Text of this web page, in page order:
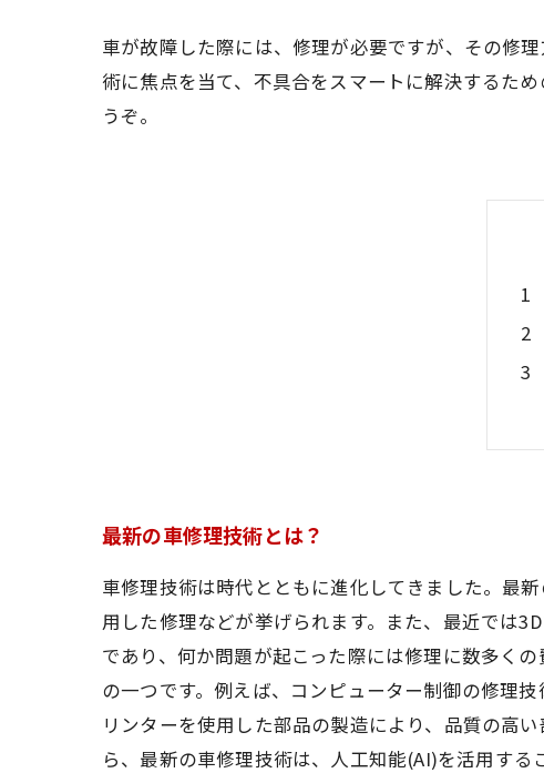
車が故障した際には、修理が必要ですが、その修
術に焦点を当て、不具合をスマートに解決するた
うぞ。
最新の車修理技術とは？
車修理技術は時代とともに進化してきました。最
用した修理などが挙げられます。また、最近では
であり、何か問題が起こった際には修理に数多く
の一つです。例えば、コンピューター制御の修理
リンターを使用した部品の製造により、品質の高
ら、最新の車修理技術は、人工知能(AI)を活用す